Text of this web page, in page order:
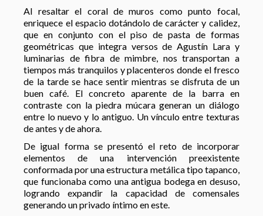
Al resaltar el coral de muros como punto focal,
enriquece el espacio dotándolo de carácter y calidez,
que en conjunto con el piso de pasta de formas
geométricas que integra versos de Agustín Lara y
luminarias de fibra de mimbre, nos transportan a
tiempos más tranquilos y placenteros donde el fresco
de la tarde se hace sentir mientras se disfruta de un
buen café. El concreto aparente de la barra en
contraste con la piedra múcara generan un diálogo
entre lo nuevo y lo antiguo. Un vínculo entre texturas
de antes y de ahora.
De igual forma se presentó el reto de incorporar
elementos de una intervención preexistente
conformada por una estructura metálica tipo tapanco,
que funcionaba como una antigua bodega en desuso,
logrando expandir la capacidad de comensales
generando un privado íntimo en este.